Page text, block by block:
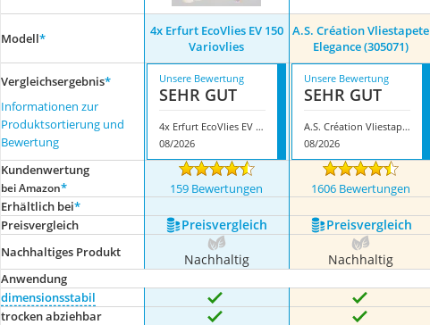
Modell*
4x Erfurt EcoVlies EV 150
Variovlies
A.S. Création Vliestapete
Elegance (305071)
Vergleichsergebnis*
Informationen zur
Produktsortierung und
Bewertung
Unsere Bewertung
SEHR GUT
4x Erfurt EcoVlies EV 150 Variovlies
08/2026
Unsere Bewertung
SEHR GUT
A.S. Création Vliestapete Elegance (305071)
08/2026
Kundenwertung
bei Amazon* 159 Bewertungen 1606 Bewertungen
Erhältlich bei*
Preis­vergleich
Preis­vergleich Preis­vergleich
Nachhaltiges Produkt Nachhaltig Nachhaltig
Anwendung
dimensionsstabil
trocken abziehbar